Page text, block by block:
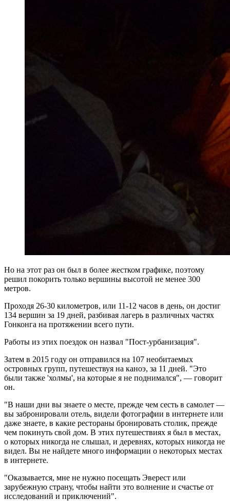
Но на этот раз он был в более жестком графике, поэтому
решил покорить только вершины высотой не менее 300
метров.
Проходя 26-30 километров, или 11-12 часов в день, он достиг
134 вершин за 19 дней, разбивая лагерь в различных частях
Гонконга на протяжении всего пути.
Работы из этих поездок он назвал "Пост-урбанизация".
Затем в 2015 году он отправился на 107 необитаемых
островных групп, путешествуя на каноэ, за 11 дней. "Это
были также 'холмы', на которые я не поднимался", — говорит
он.
"В наши дни вы знаете о месте, прежде чем сесть в самолет —
вы забронировали отель, видели фотографии в интернете или
даже знаете, в какие рестораны бронировать столик, прежде
чем покинуть свой дом. В этих путешествиях я был в местах,
о которых никогда не слышал, и деревнях, которых никогда не
видел. Вы не найдете много информации о некоторых местах
в интернете.
"Оказывается, мне не нужно посещать Эверест или
зарубежную страну, чтобы найти это волнение и счастье от
исследований и приключений".